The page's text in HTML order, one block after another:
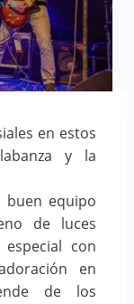
en estos
y la
buen equipo
de luces
con
en
de los